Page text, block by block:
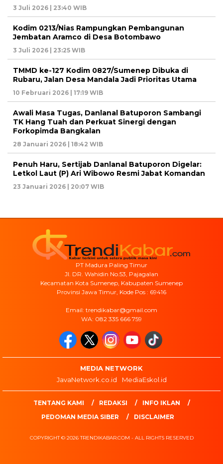
3 Juli 2026 | 23:40 WIB
Kodim 0213/Nias Rampungkan Pembangunan
Jembatan Aramco di Desa Botombawo
3 Juli 2026 | 23:25 WIB
TMMD ke-127 Kodim 0827/Sumenep Dibuka di
Rubaru, Jalan Desa Mandala Jadi Prioritas Utama
10 Februari 2026 | 17:19 WIB
Awali Masa Tugas, Danlanal Batuporon Sambangi
TK Hang Tuah dan Perkuat Sinergi dengan
Forkopimda Bangkalan
28 Januari 2026 | 18:42 WIB
Penuh Haru, Sertijab Danlanal Batuporon Digelar:
Letkol Laut (P) Ari Wibowo Resmi Jabat Komandan
23 Januari 2026 | 20:07 WIB
PT Madura Paling Timur
Jl. DR. Wahidin No.53, Pajagalan
Kecamatan Kota Sumenep, Kabupaten Sumenep
Provinsi Jawa Timur, Kode Pos : 69416
Email: trendikabar@gmail.com
WA: 082 335 666 759
MEDIA NETWORK
JavaNetwork.co.id
MediaEskol.id
TENTANG KAMI REDAKSI
INFO IKLAN
PEDOMAN MEDIA SIBER
DISCLAIMER
COPYRIGHT © 2026 TRENDIKABAR.COM - ALL RIGHTS RESERVED